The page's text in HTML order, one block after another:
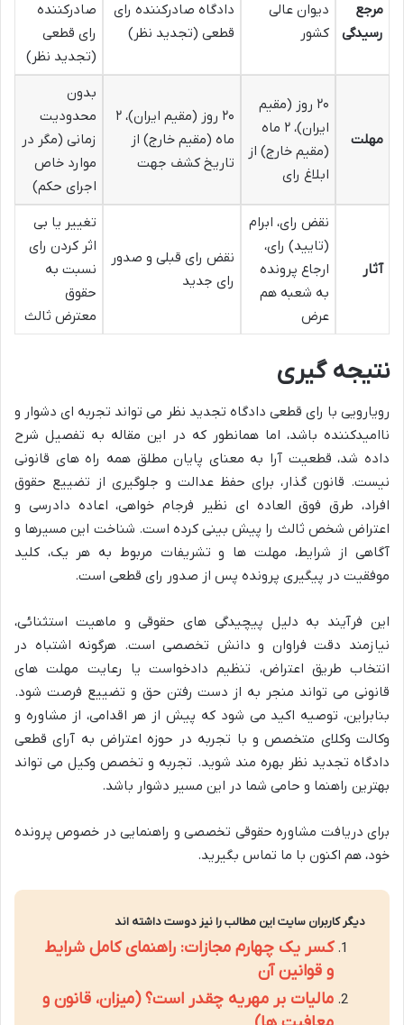
مرجع
رسیدگی
دیوان عالی
کشور
دادگاه صادرکننده رای
قطعی (تجدید نظر)
صادرکننده
رای قطعی
(تجدید نظر)
مهلت
۲۰ روز (مقیم
ایران)، ۲ ماه
(مقیم خارج) از
ابلاغ رای
۲۰ روز (مقیم ایران)، ۲
ماه (مقیم خارج) از
تاریخ کشف جهت
بدون
محدودیت
زمانی (مگر در
موارد خاص
اجرای حکم)
آثار
نقض رای، ابرام
(تایید) رای،
ارجاع پرونده
به شعبه هم
عرض
نقض رای قبلی و صدور
رای جدید
تغییر یا بی
اثر کردن رای
نسبت به
حقوق
معترض ثالث
نتیجه گیری
رویارویی با رای قطعی دادگاه تجدید نظر می تواند تجربه ای دشوار و
ناامیدکننده باشد، اما همانطور که در این مقاله به تفصیل شرح
داده شد، قطعیت آرا به معنای پایان مطلق همه راه های قانونی
نیست. قانون گذار، برای حفظ عدالت و جلوگیری از تضییع حقوق
افراد، طرق فوق العاده ای نظیر فرجام خواهی، اعاده دادرسی و
اعتراض شخص ثالث را پیش بینی کرده است. شناخت این مسیرها و
آگاهی از شرایط، مهلت ها و تشریفات مربوط به هر یک، کلید
موفقیت در پیگیری پرونده پس از صدور رای قطعی است.
این فرآیند به دلیل پیچیدگی های حقوقی و ماهیت استثنائی،
نیازمند دقت فراوان و دانش تخصصی است. هرگونه اشتباه در
انتخاب طریق اعتراض، تنظیم دادخواست یا رعایت مهلت های
قانونی می تواند منجر به از دست رفتن حق و تضییع فرصت شود.
بنابراین، توصیه اکید می شود که پیش از هر اقدامی، از مشاوره و
وکالت وکلای متخصص و با تجربه در حوزه اعتراض به آرای قطعی
دادگاه تجدید نظر بهره مند شوید. تجربه و تخصص وکیل می تواند
بهترین راهنما و حامی شما در این مسیر دشوار باشد.
برای دریافت مشاوره حقوقی تخصصی و راهنمایی در خصوص پرونده
خود، هم اکنون با ما تماس بگیرید.
دیگر کاربران سایت این مطالب را نیز دوست داشته اند
کسر یک چهارم مجازات: راهنمای کامل شرایط
و قوانین آن
مالیات بر مهریه چقدر است؟ (میزان، قانون و